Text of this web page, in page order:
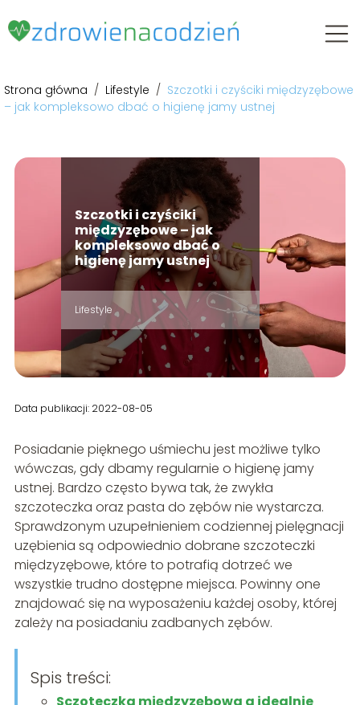
Strona główna / Lifestyle / Szczotki i czyściki międzyzębowe
– jak kompleksowo dbać o higienę jamy ustnej
Szczotki i czyściki
międzyzębowe – jak
kompleksowo dbać o
higienę jamy ustnej
Lifestyle
Data publikacji: 2022-08-05
Posiadanie pięknego uśmiechu jest możliwe tylko
wówczas, gdy dbamy regularnie o higienę jamy
ustnej. Bardzo często bywa tak, że zwykła
szczoteczka oraz pasta do zębów nie wystarcza.
Sprawdzonym uzupełnieniem codziennej pielęgnacji
uzębienia są odpowiednio dobrane szczoteczki
międzyzębowe, które to potrafią dotrzeć we
wszystkie trudno dostępne miejsca. Powinny one
znajdować się na wyposażeniu każdej osoby, której
zależy na posiadaniu zadbanych zębów.
Spis treści: